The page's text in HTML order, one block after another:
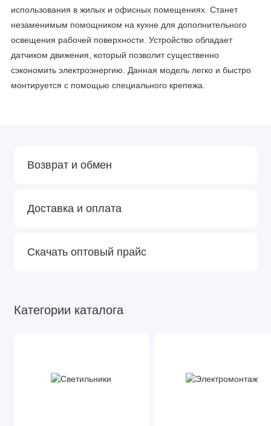
использования в жилых и офисных помещениях. Станет
незаменимым помощником на кухне для дополнительного
освещения рабочей поверхности. Устройство обладает
датчиком движения, который позволит существенно
сэкономить электроэнергию. Данная модель легко и быстро
монтируется с помощью специального крепежа.
Возврат и обмен
Доставка и оплата
Скачать оптовый прайс
Категории каталога